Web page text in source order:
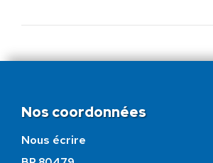
Nos coordonnées
Nous écrire